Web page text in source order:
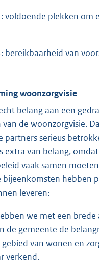
voldoende plekken om
bereikbaarheid van
woonzorgvisie
belang aan een
de woonzorgvisie.
partners serieus
extra van belang,
vaak samen
bijeenkomsten hebben
leveren:
we met een
de gemeente de
van wonen en
verkend.